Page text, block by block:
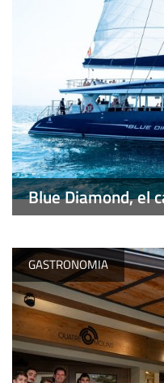
Blue Diamond, el
GASTRONOMIA